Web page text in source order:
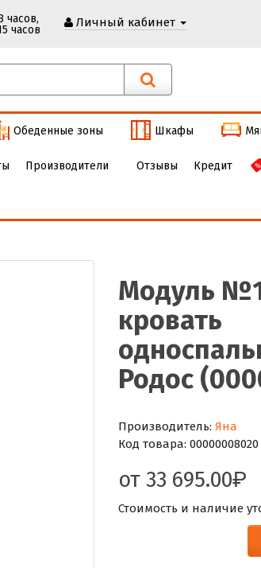
часов,
часов
Личный кабинет
Обеденные зоны Шкафы
Производители Отзывы Кредит
Модуль
кровать
Родос
Производитель: Яна
Код товара: 00000008020
от 33 695.00
Стоимость и наличие